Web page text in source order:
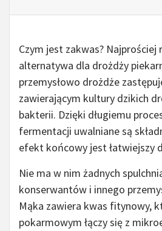
Czym jest zakwas? Najprościej
alternatywa dla drożdży
przemysłowo drożdże
zawierającym kultury dzikich
bakterii. Dzięki długiemu
fermentacji uwalniane są
efekt końcowy jest łatwiejszy
Nie ma w nim żadnych
konserwantów i innego
Mąka zawiera kwas fitynowy,
pokarmowym łączy się z